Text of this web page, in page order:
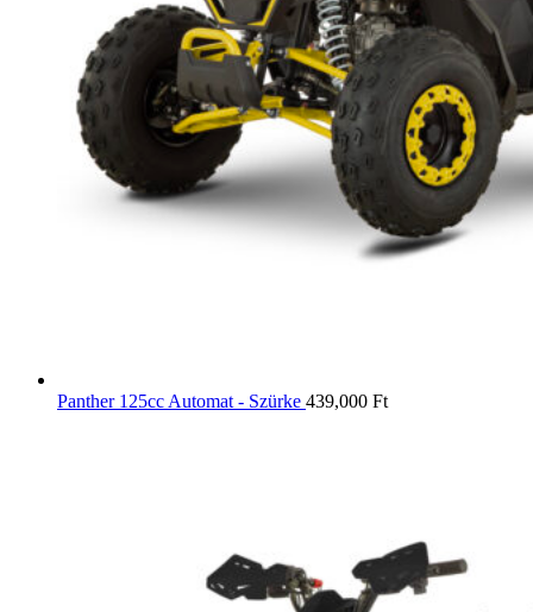
Panther 125cc Automat - Szürke 439,000 Ft